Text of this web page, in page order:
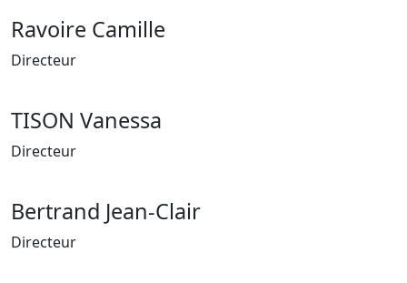
Ravoire Camille
Directeur
TISON Vanessa
Directeur
Bertrand Jean-Clair
Directeur